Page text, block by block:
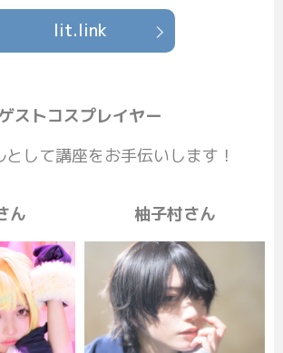
lit.link
ゲストコスプレイヤー
して講座をお手伝いします！
ん 柚子村さん